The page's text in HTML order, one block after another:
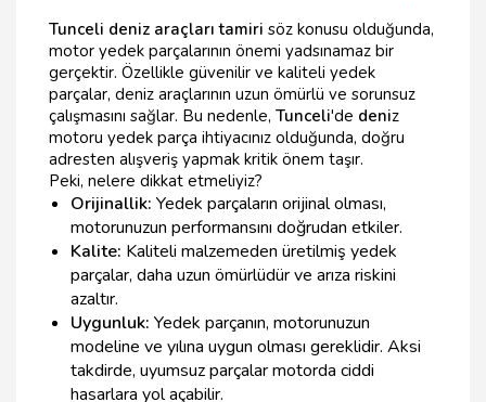
Tunceli deniz araçları tamiri söz konusu olduğunda,
motor yedek parçalarının önemi yadsınamaz bir
gerçektir. Özellikle güvenilir ve kaliteli yedek
parçalar, deniz araçlarının uzun ömürlü ve sorunsuz
çalışmasını sağlar. Bu nedenle, Tunceli'de deniz
motoru yedek parça ihtiyacınız olduğunda, doğru
adresten alışveriş yapmak kritik önem taşır.
Peki, nelere dikkat etmeliyiz?
Orijinallik: Yedek parçaların orijinal olması,
motorunuzun performansını doğrudan etkiler.
Kalite: Kaliteli malzemeden üretilmiş yedek
parçalar, daha uzun ömürlüdür ve arıza riskini
azaltır.
Uygunluk: Yedek parçanın, motorunuzun
modeline ve yılına uygun olması gereklidir. Aksi
takdirde, uyumsuz parçalar motorda ciddi
hasarlara yol açabilir.